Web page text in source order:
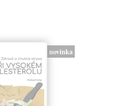
novinka